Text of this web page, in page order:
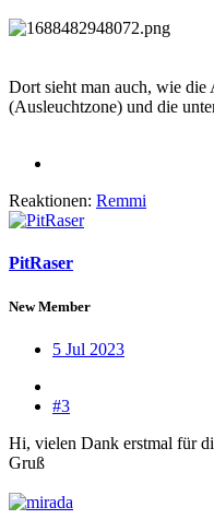
Dort sieht man auch, wie die
(Ausleuchtzone) und die
Reaktionen: Remmi
PitRaser
New Member
5 Jul 2023
#3
Hi, vielen Dank erstmal für
Gruß